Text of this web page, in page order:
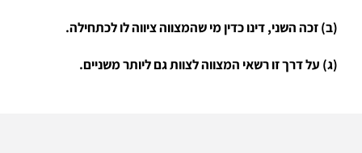
(ב) זכה השני, דינו כדין מי שהמצווה ציווה לו לכתחילה.
(ג) על דרך זו רשאי המצווה לצוות גם ליותר משניים.